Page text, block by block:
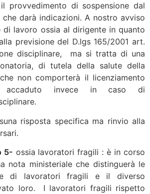
provvedimento di sospensione dal
darà indicazioni. A nostro avviso
di lavoro ossia al dirigente in quanto
previsione del D.lgs 165/2001 art.
disciplinare, ma si tratta di una
di tutela della salute della
non comporterà il licenziamento
accaduto invece in caso di
risposta specifica ma rinvio alla
5- ossia lavoratori fragili : è in corso
nota ministeriale che distinguerà le
di lavoratori fragili e il diverso
loro. I lavoratori fragili rispetto